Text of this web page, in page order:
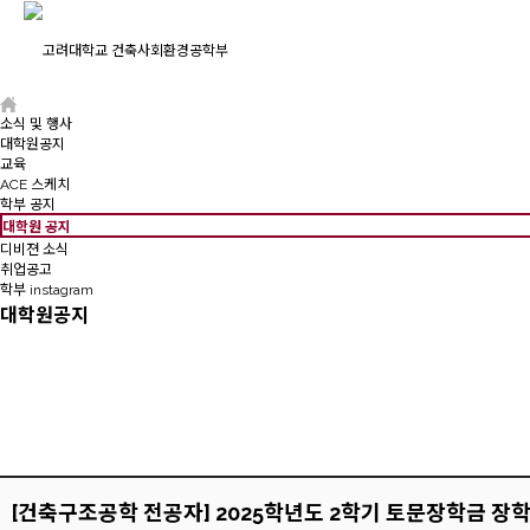
소식 및 행사
대학원공지
교육
ACE 스케치
학부 공지
대학원 공지
디비젼 소식
취업공고
학부 instagram
대학원공지
[건축구조공학 전공자] 2025학년도 2학기 토문장학금 장